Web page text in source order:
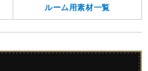
ルーム用素材一覧